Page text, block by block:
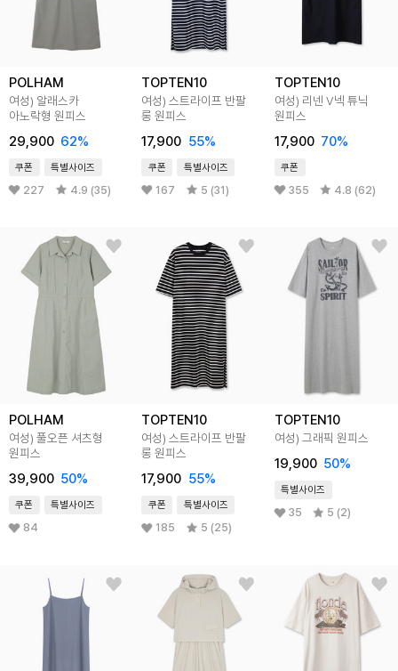
POLHAM
여성) 알래스카
아노락형 원피스
29,900 62%
쿠폰 특별사이즈
227 4.9 (35)
TOPTEN10
여성) 스트라이프 반팔
롱 원피스
17,900 55%
쿠폰 특별사이즈
167 5 (31)
TOPTEN10
여성) 리넨 V넥 튜닉
원피스
17,900 70%
쿠폰
355 4.8 (62)
POLHAM
여성) 풀오픈 셔츠형
원피스
39,900 50%
쿠폰 특별사이즈
84
TOPTEN10
여성) 스트라이프 반팔
롱 원피스
17,900 55%
쿠폰 특별사이즈
185 5 (25)
TOPTEN10
여성) 그래픽 원피스
19,900 50%
특별사이즈
35 5 (2)